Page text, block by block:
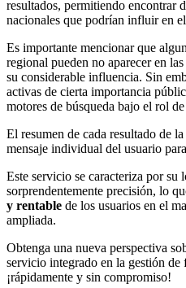
resultados, permitiendo encontrar
nacionales que podrían influir en
Es importante mencionar que
regional pueden no aparecer en
su considerable influencia. Sin
activas de cierta importancia
motores de búsqueda bajo el rol
El resumen de cada resultado de
mensaje individual del usuario
Este servicio se caracteriza por su
sorprendentemente precisión, lo
y rentable de los usuarios en el
ampliada.
Obtenga una nueva perspectiva
servicio integrado en la gestión de
¡rápidamente y sin compromiso!